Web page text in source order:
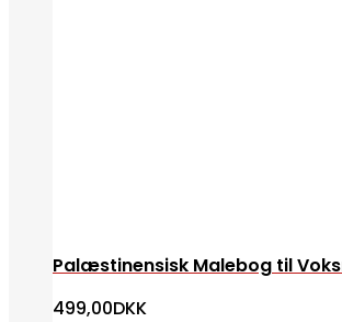
Palæstinensisk Malebog til
499,00DKK